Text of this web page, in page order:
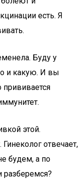
есть. Я
Буду у
и какую. И вы
этой.
отвечает,
будем, а по